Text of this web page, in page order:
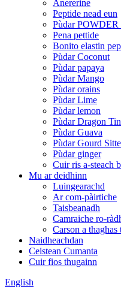
Anererine
Peptide nead eun
Pùdar POWDER
Pena pettide
Bonito elastin
Pùdar Coconut
Pùdar papaya
Pùdar Mango
Pùdar orains
Pùdar Lime
Pùdar lemon
Pùdar Dragon
Pùdar Guava
Pùdar Gourd
Pùdar ginger
Cuir ris a-steach
Mu ar deidhinn
Luingearachd
Ar com-pàirtiche
Taisbeanadh
Camraiche ro-
Carson a thaghas
Naidheachdan
Ceistean Cumanta
Cuir fios thugainn
English